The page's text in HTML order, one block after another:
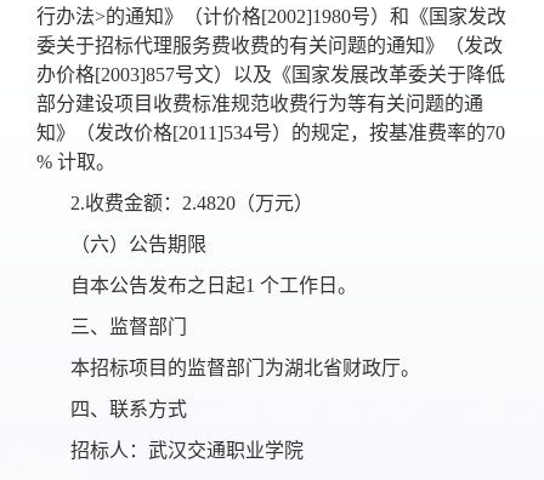
行办法>的通知》（计价格[2002]1980号）和《国家发改
委关于招标代理服务费收费的有关问题的通知》（发改
办价格[2003]857号文）以及《国家发展改革委关于降低
部分建设项目收费标准规范收费行为等有关问题的通
知》（发改价格[2011]534号）的规定，按基准费率的70
% 计取。
2.收费金额：2.4820（万元）
（六）公告期限
自本公告发布之日起1 个工作日。
三、监督部门
本招标项目的监督部门为湖北省财政厅。
四、联系方式
招标人：武汉交通职业学院